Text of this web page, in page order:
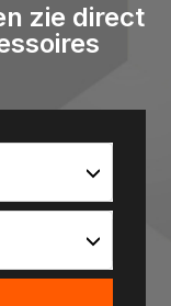
zie direct